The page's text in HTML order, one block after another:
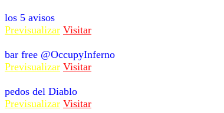
los 5 avisos
Previsualizar Visitar
bar free @OccupyInferno
Previsualizar Visitar
pedos del Diablo
Previsualizar Visitar